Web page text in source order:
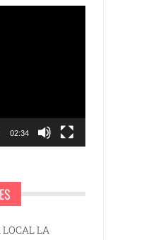
02:34
LOCAL LA